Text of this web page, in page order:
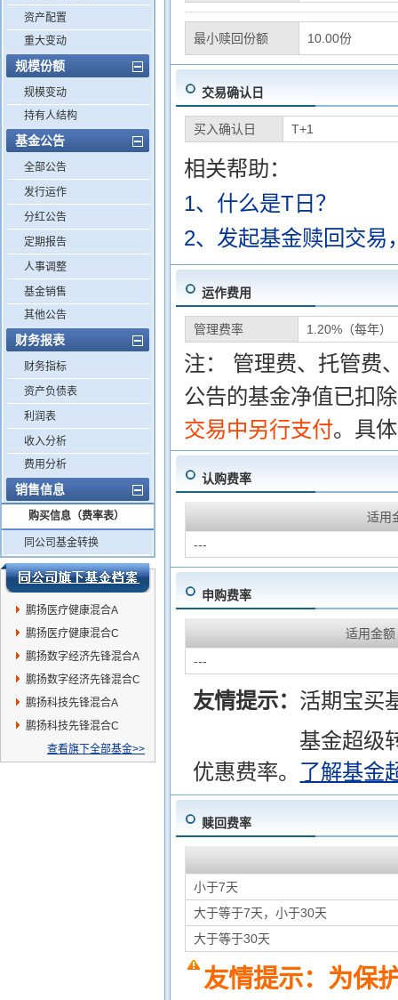
资产配置
重大变动
规模份额
规模变动
持有人结构
基金公告
全部公告
发行运作
分红公告
定期报告
人事调整
基金销售
其他公告
财务报表
财务指标
资产负债表
利润表
收入分析
费用分析
销售信息
购买信息（费率表）
同公司基金转换
鹏扬医疗健康混合A
鹏扬医疗健康混合C
鹏扬数字经济先锋混合A
鹏扬数字经济先锋混合C
鹏扬科技先锋混合A
鹏扬科技先锋混合C
查看旗下全部基金>>
最小赎回份额 10.00份
交易确认日
买入确认日 T+1
相关帮助：
1、什么是T日？
2、发起基金赎回交易
运作费用
管理费率 1.20%（每年）
注： 管理费、托管费
公告的基金净值已扣
交易中另行支付。具
认购费率
适用
---
申购费率
适用金额
---
友情提示： 活期宝买
基金超级
优惠费率。 了解基金
赎回费率
小于7天
大于等于7天，小于30天
大于等于30天
友情提示：为保